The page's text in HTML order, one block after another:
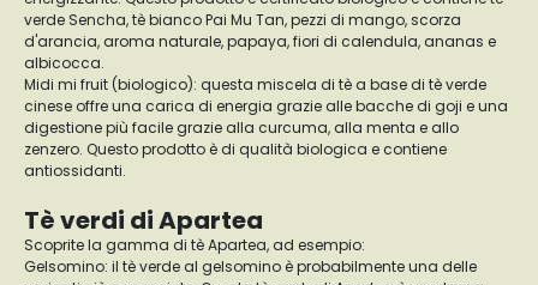
verde Sencha, tè bianco Pai Mu Tan, pezzi di mango, scorza
d'arancia, aroma naturale, papaya, fiori di calendula, ananas e
albicocca.
Midi mi fruit (biologico): questa miscela di tè a base di tè verde
cinese offre una carica di energia grazie alle bacche di goji e una
digestione più facile grazie alla curcuma, alla menta e allo
zenzero. Questo prodotto è di qualità biologica e contiene
antiossidanti.
Tè verdi di Apartea
Scoprite la gamma di tè Apartea, ad esempio:
Gelsomino: il tè verde al gelsomino è probabilmente una delle